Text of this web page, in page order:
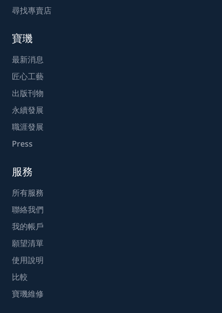
尋找專賣店
寶璣
最新消息
匠心工藝
出版刊物
永續發展
職涯發展
Press
服務
所有服務
聯絡我們
我的帳戶
願望清單
使用說明
比較
寶璣維修